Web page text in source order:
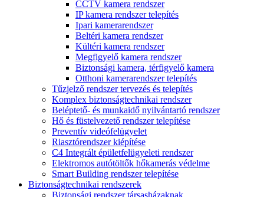
CCTV kamera rendszer
IP kamera rendszer telepítés
Ipari kamerarendszer
Beltéri kamera rendszer
Kültéri kamera rendszer
Megfigyelő kamera rendszer
Biztonsági kamera, térfigyelő kamera
Otthoni kamerarendszer telepítés
Tűzjelző rendszer tervezés és telepítés
Komplex biztonságtechnikai rendszer
Beléptető- és munkaidő nyilvántartó rendszer
Hő és füstelvezető rendszer telepítése
Preventív videófelügyelet
Riasztórendszer kiépítése
C4 Integrált épületfelügyeleti rendszer
Elektromos autótöltők hőkamerás védelme
Smart Building rendszer telepítése
Biztonságtechnikai rendszerek
Biztonsági rendszer társasházaknak